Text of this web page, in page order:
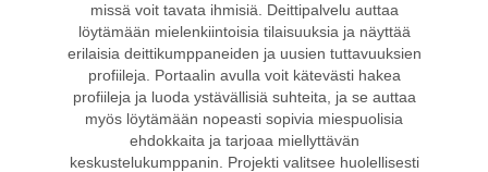
missä voit tavata ihmisiä. Deittipalvelu auttaa
löytämään mielenkiintoisia tilaisuuksia ja näyttää
erilaisia deittikumppaneiden ja uusien tuttavuuksien
profiileja. Portaalin avulla voit kätevästi hakea
profiileja ja luoda ystävällisiä suhteita, ja se auttaa
myös löytämään nopeasti sopivia miespuolisia
ehdokkaita ja tarjoaa miellyttävän
keskustelukumppanin. Projekti valitsee huolellisesti